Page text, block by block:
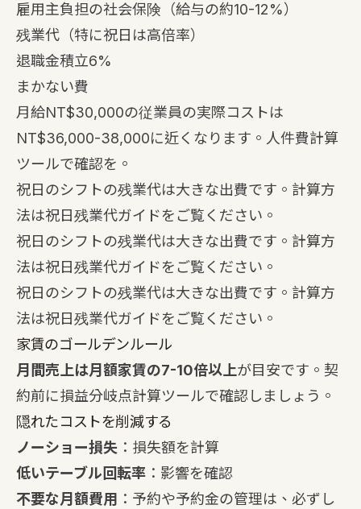
雇用主負担の社会保険（給与の約10-12%）
残業代（特に祝日は高倍率）
退職金積立6%
まかない費
月給NT$30,000の従業員の実際コストは
NT$36,000-38,000に近くなります。 人件費計算
ツールで確認を。
祝日のシフトの残業代は大きな出費です。計算方
法は祝日残業代ガイドをご覧ください。
祝日のシフトの残業代は大きな出費です。計算方
法は祝日残業代ガイドをご覧ください。
祝日のシフトの残業代は大きな出費です。計算方
法は祝日残業代ガイドをご覧ください。
家賃のゴールデンルール
月間売上は月額家賃の7-10倍以上が目安です。契
約前に損益分岐点計算ツールで確認しましょう。
隠れたコストを削減する
ノーショー損失 ： 損失額を計算
低いテーブル回転率 ： 影響を確認
不要な月額費用 ：予約や予約金の管理は、必ずし